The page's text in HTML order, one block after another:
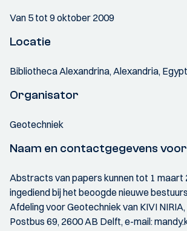
Van 5 tot 9 oktober 2009
Locatie
Bibliotheca Alexandrina, Alexandria,
Organisator
Geotechniek
Naam en contactgegevens
Abstracts van papers kunnen tot 1 maart
ingediend bij het beoogde nieuwe
Afdeling voor Geotechniek van KIVI NIRIA,
Postbus 69, 2600 AB Delft, e-mail: